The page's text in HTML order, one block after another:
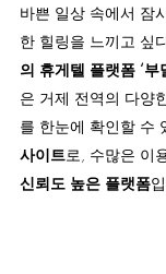
바쁜 일상 속에서 잠
한 힐링을 느끼고 싶
의 휴게텔 플랫폼 ‘부
은 거제 전역의 다양
를 한눈에 확인할 수
사이트로, 수많은 이
신뢰도 높은 플랫폼